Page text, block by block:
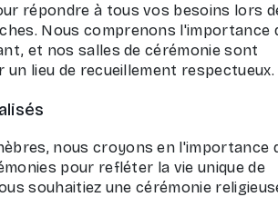
répondre à tous vos besoins lors
Nous comprenons l'importance
et nos salles de cérémonie sont
lieu de recueillement respectueux.
nous croyons en l'importance
pour refléter la vie unique de
souhaitiez une cérémonie